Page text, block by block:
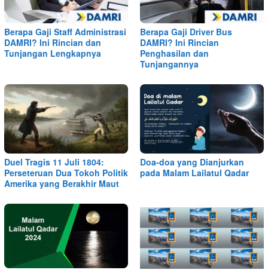
Berapa Gaji Staff Administrasi
DAMRI? Ini Rincian dan
Tunjangan Lengkapnya
Berapa Gaji Driver Bus
DAMRI? Ini Rincian
Penghasilan dan
Tunjangannya
Duel Tragis 11 Juli 1804:
Perseteruan Dua Tokoh Politik
Amerika yang Berakhir Maut
Doa-doa yang Dianjurkan
pada Malam Lailatul Qadar